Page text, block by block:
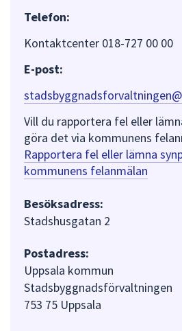
Telefon:
Kontaktcenter 018-727 00 00
E-post:
Vill du rapportera fel eller
göra det via kommunens
Rapportera fel eller lämna
kommunens felanmälan
Besöksadress:
Stadshusgatan 2
Postadress:
Uppsala kommun
Stadsbyggnadsförvaltningen
753 75 Uppsala